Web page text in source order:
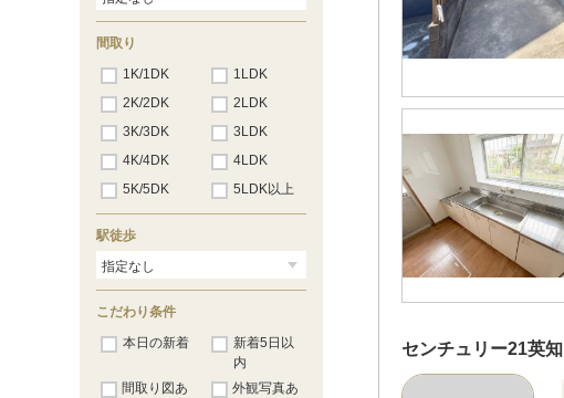
センチュリー21英知
間取り
1K/1DK
1LDK
2K/2DK
2LDK
3K/3DK
3LDK
4K/4DK
4LDK
5K/5DK
5LDK以上
駅徒歩
こだわり条件
本日の新着
新着5日以
内
間取り図あ
外観写真あ